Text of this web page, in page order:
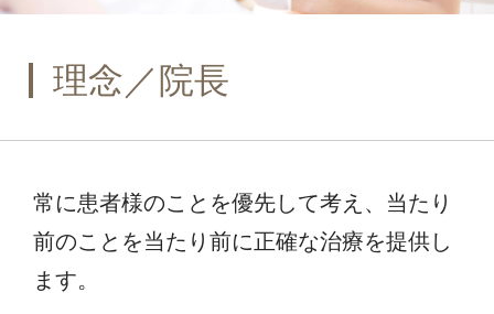
理念／院長
常に患者様のことを優先して考え、
当たり
前のことを当たり前に正確な治療を提供し
ます。